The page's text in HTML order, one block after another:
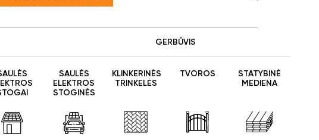
GERBŪVIS
SAULĖS
ELEKTROS
STOGINĖS
KLINKERINĖS
TRINKELĖS
TVOROS
STATYBINĖ
MEDIENA